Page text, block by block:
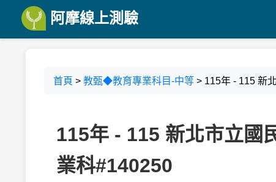
阿摩線上測驗
首頁 > 教甄◆教育專業科目-中等 > 115年 - 115 新
115年 - 115 新北市立國
業科#140250